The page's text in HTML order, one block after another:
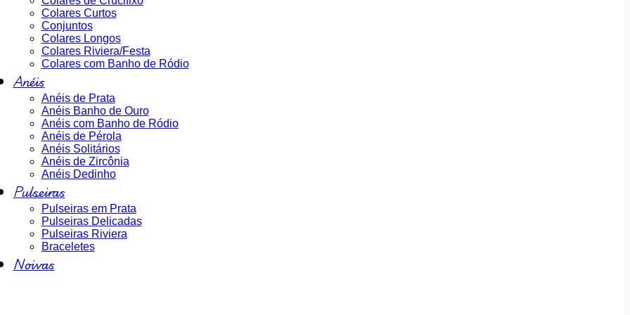
Colares Curtos
Conjuntos
Colares Longos
Colares Riviera/Festa
Colares com Banho de Ródio
Anéis
Anéis de Prata
Anéis Banho de Ouro
Anéis com Banho de Ródio
Anéis de Pérola
Anéis Solitários
Anéis de Zircônia
Anéis Dedinho
Pulseiras
Pulseiras em Prata
Pulseiras Delicadas
Pulseiras Riviera
Braceletes
Noivas